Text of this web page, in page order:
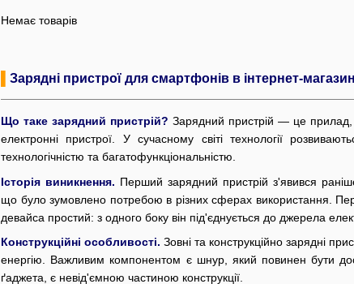
Зарядні пристрої для смартфонів в інтернет-
Що таке зарядний пристрій?Зарядний пристрій — це прилад,
електронні пристрої. У сучасному світі технології
технологічністю та багатофункціональністю.
Історія виникнення. Перший зарядний пристрій з'явився
що було зумовлено потребою в різних сферах використання.
девайса простий: з одного боку він під'єднується до джерела
Конструкційні особливості.Зовні та конструкційно зарядні
енергію. Важливим компонентом є шнур, який повинен бути
ґаджета, є невід'ємною частиною конструкції.
Немає товарів